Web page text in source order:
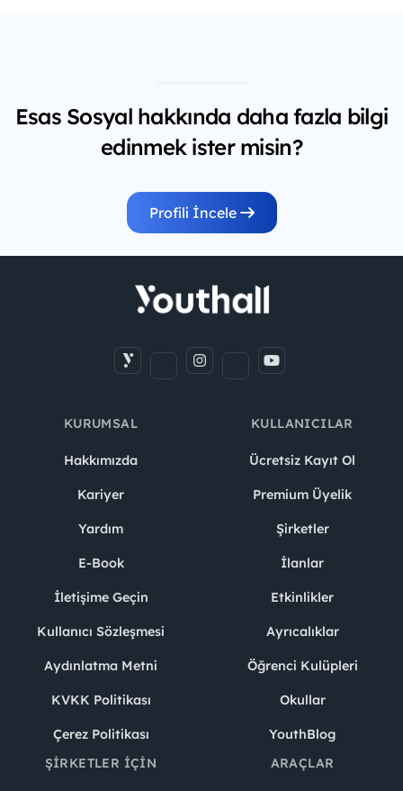
Esas Sosyal hakkında daha fazla bilgi
edinmek ister misin?
Profili İncele
KURUMSAL
Hakkımızda
Kariyer
Yardım
E-Book
İletişime Geçin
Kullanıcı Sözleşmesi
Aydınlatma Metni
KVKK Politikası
Çerez Politikası
KULLANICILAR
Ücretsiz Kayıt Ol
Premium Üyelik
Şirketler
İlanlar
Etkinlikler
Ayrıcalıklar
Öğrenci Kulüpleri
Okullar
YouthBlog
ŞIRKETLER İÇIN
ARAÇLAR